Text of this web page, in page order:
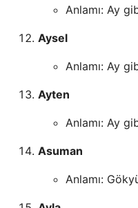
Anlamı: Ay
Aysel
Anlamı: Ay
Ayten
Anlamı: Ay
Asuman
Anlamı: